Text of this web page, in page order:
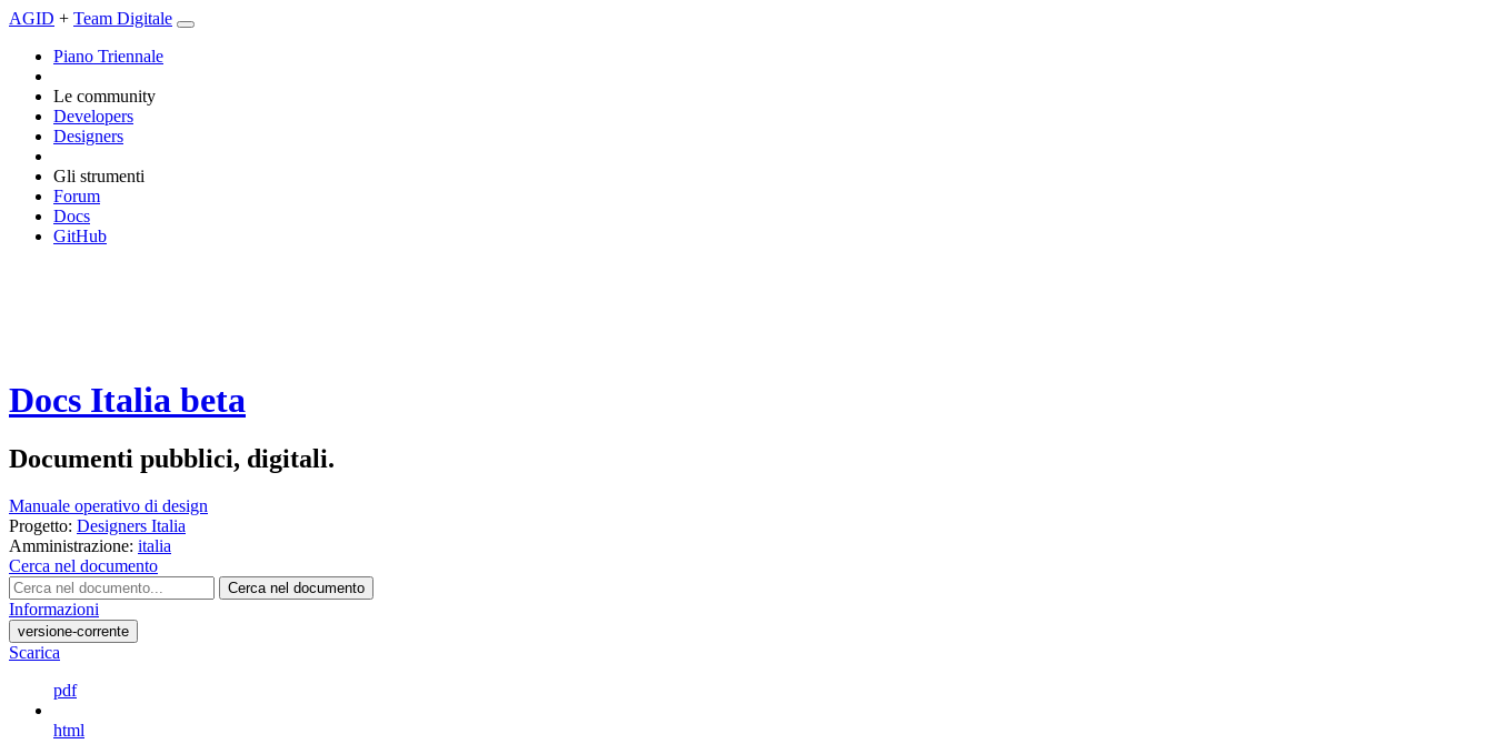
AGID + Team Digitale
Piano Triennale
Le community
Developers
Designers
Gli strumenti
Forum
Docs
GitHub
Docs Italia beta
Documenti pubblici, digitali.
Manuale operativo di design
Progetto: Designers Italia
Amministrazione: italia
Cerca nel documento
Cerca nel documento
Informazioni
versione-corrente
Scarica
pdf
html